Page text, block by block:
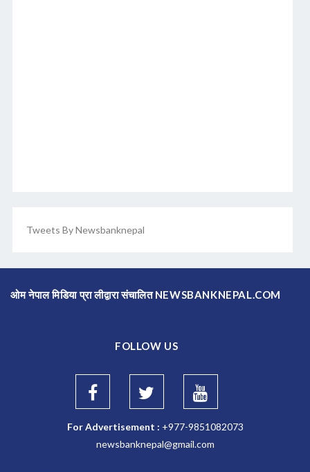
Tweets By Newsbanknepal
ओम नेपाल मिडिया प्रा लीद्वारा संचालित NEWSBANKNEPAL.COM
FOLLOW US
For Advertisement : +977-9851082073
newsbanknepal@gmail.com